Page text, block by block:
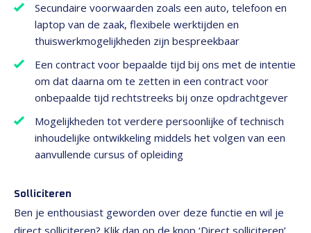
Secundaire voorwaarden zoals een auto, telefoon en
laptop van de zaak, flexibele werktijden en
thuiswerkmogelijkheden zijn bespreekbaar
Een contract voor bepaalde tijd bij ons met de intentie
om dat daarna om te zetten in een contract voor
onbepaalde tijd rechtstreeks bij onze opdrachtgever
Mogelijkheden tot verdere persoonlijke of technisch
inhoudelijke ontwikkeling middels het volgen van een
aanvullende cursus of opleiding
Solliciteren
Ben je enthousiast geworden over deze functie en wil je
direct solliciteren? Klik dan op de knop ‘Direct solliciteren’